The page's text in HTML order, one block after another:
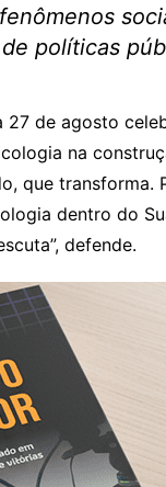
políticas
de agosto
na
que transforma.
dentro do
defende.